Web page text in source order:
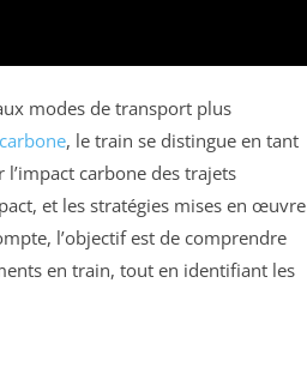
modes de transport plus
, le train se distingue en tant
carbone des trajets
et les stratégies mises en œuvre
l’objectif est de comprendre
en train, tout en identifiant les